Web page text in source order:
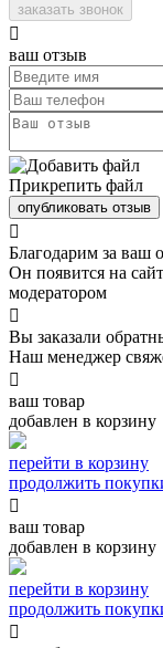
заказать звонок

ваш отзыв
Прикрепить файл
опубликовать отзыв

Благодарим за ваш
Он появится на
модератором

Вы заказали
Наш менеджер

ваш товар
добавлен в корзину
перейти в корзину
продолжить

ваш товар
добавлен в корзину
перейти в корзину
продолжить
